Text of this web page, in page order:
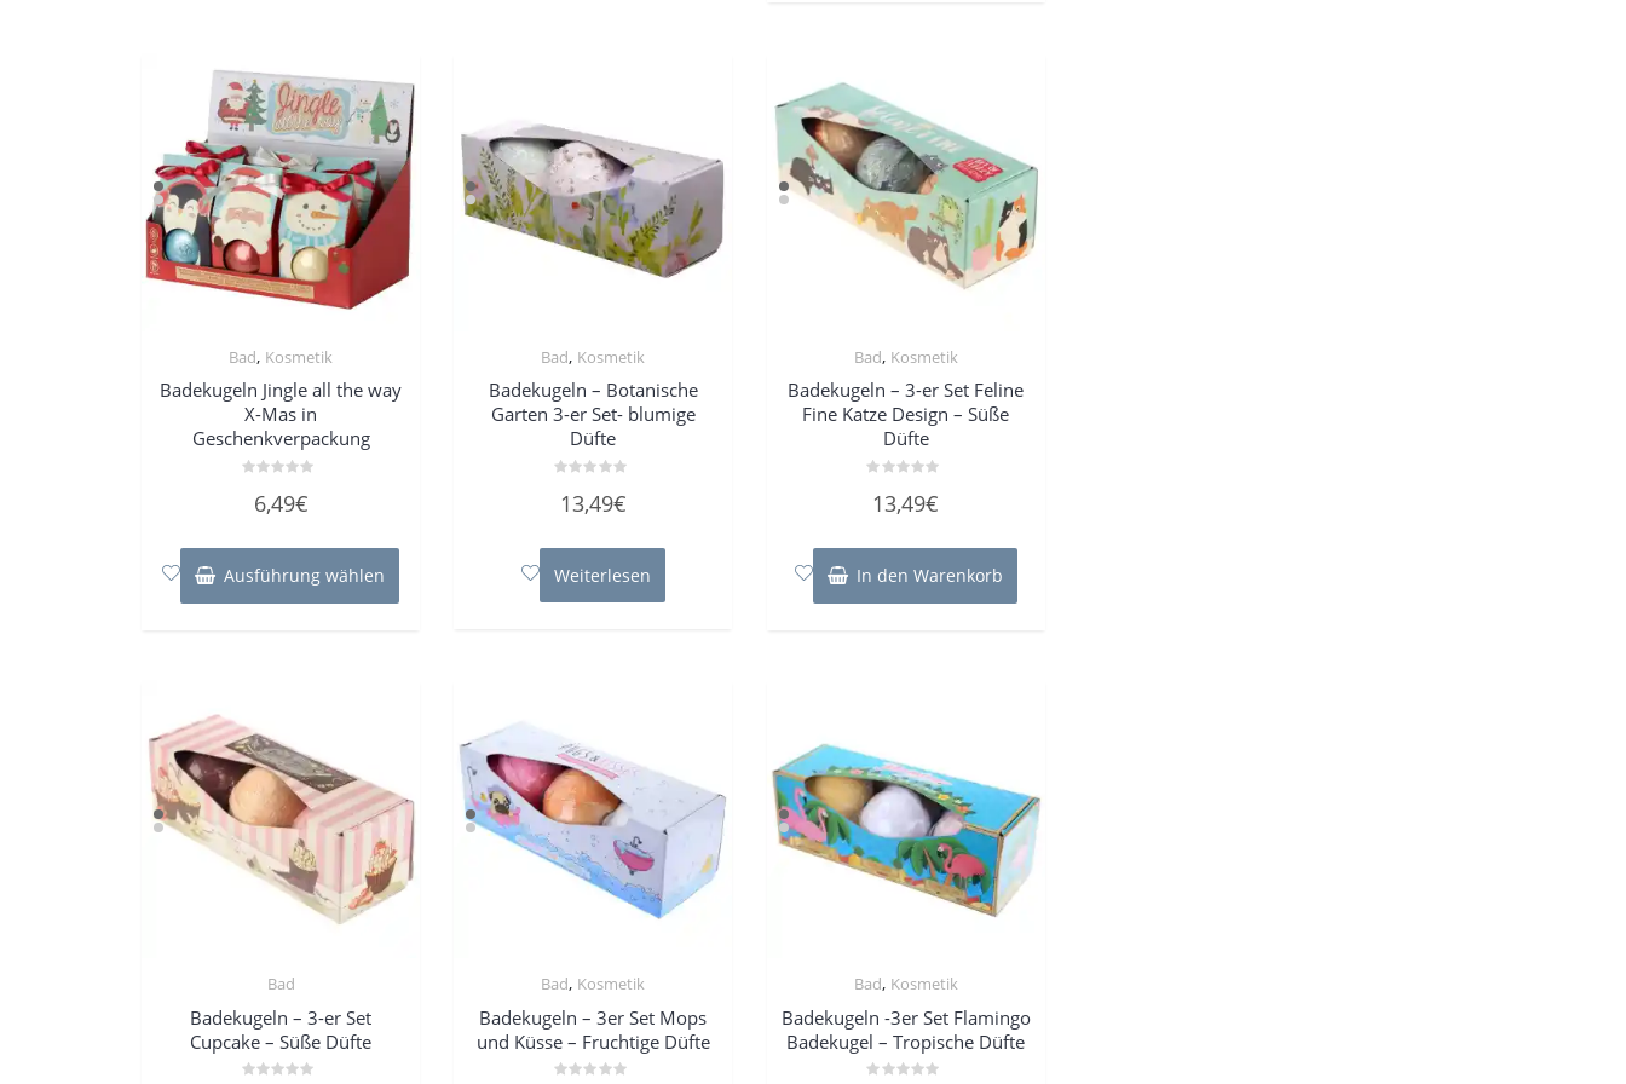
der
Produktseite
gewählt
werden
Bad, Kosmetik
Badekugeln Jingle all the way
X-Mas in
Geschenkverpackung
mit
5
6,49€
Ausführung wählen
der
Produktseite
gewählt
werden
Bad, Kosmetik
Badekugeln – Botanische
Garten 3-er Set- blumige
Düfte
mit
5
13,49€
Weiterlesen
Bad, Kosmetik
Badekugeln – 3-er Set Feline
Fine Katze Design – Süße
Düfte
mit
5
13,49€
In den Warenkorb
Bad
Badekugeln – 3-er Set
Cupcake – Süße Düfte
Bad, Kosmetik
Badekugeln – 3er Set Mops
und Küsse – Fruchtige Düfte
Bad, Kosmetik
Badekugeln -3er Set Flamingo
Badekugel – Tropische Düfte